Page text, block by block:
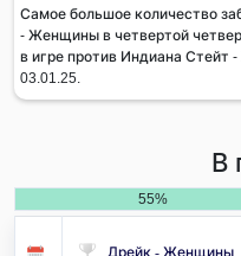
Самое большое количество
- Женщины в четвертой
в игре против Индиана Стейт
03.01.25.
В
55%
Дрейк - Женщины